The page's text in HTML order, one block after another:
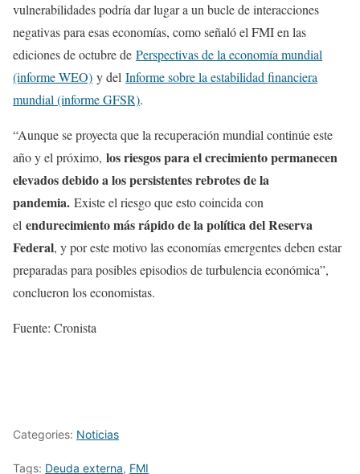
vulnerabilidades podría dar lugar a un bucle de interacciones
negativas para esas economías, como señaló el FMI en las
ediciones de octubre de Perspectivas de la economía mundial
(informe WEO) y del Informe sobre la estabilidad financiera
mundial (informe GFSR).
“Aunque se proyecta que la recuperación mundial continúe este
año y el próximo, los riesgos para el crecimiento permanecen
elevados debido a los persistentes rebrotes de la
pandemia. Existe el riesgo que esto coincida con
el endurecimiento más rápido de la política del Reserva
Federal, y por este motivo las economías emergentes deben estar
preparadas para posibles episodios de turbulencia económica”,
conclueron los economistas.
Fuente: Cronista
Categories: Noticias
Tags: Deuda externa, FMI